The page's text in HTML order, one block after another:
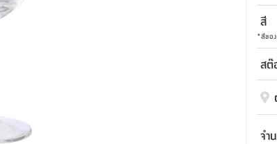
สี
*สีขอ
สต๊
จำ